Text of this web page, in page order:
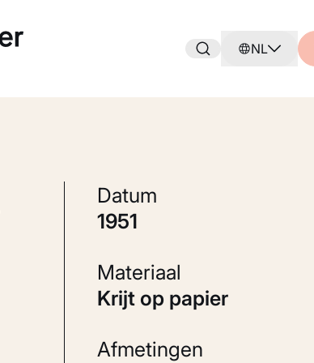
NL
Datum
1951
Materiaal
Krijt op papier
Afmetingen